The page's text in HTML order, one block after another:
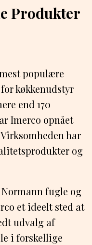
Produkter
populære
køkkenudstyr
end 170
Imerco opnået
har
og
fugle og
et ideelt sted at
udvalg af
i forskellige